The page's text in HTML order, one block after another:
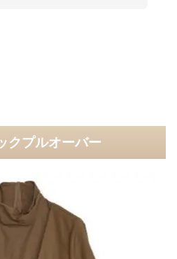
クプルオーバー